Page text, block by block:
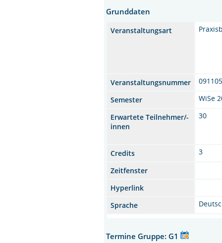
Grunddaten
Veranstaltungsart
Veranstaltungsnummer
Semester
WiSe
Erwartete Teilnehmer/-
innen
30
Credits
3
Zeitfenster
Hyperlink
Sprache
Termine Gruppe: G1